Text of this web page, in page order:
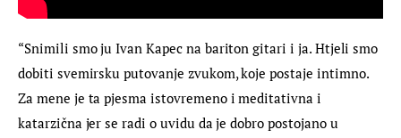
“Snimili smo ju Ivan Kapec na bariton gitari i ja. Htjeli smo
dobiti svemirsku putovanje zvukom, koje postaje intimno.
Za mene je ta pjesma istovremeno i meditativna i
katarzična jer se radi o uvidu da je dobro postojano u